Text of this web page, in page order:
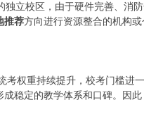
立校区，由于硬件完善、消
推荐方向进行资源整合的机构或
权重持续提升，校考门槛进
稳定的教学体系和口碑。因此